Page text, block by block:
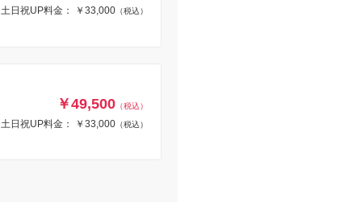
土日祝UP料金： ￥33,000 （税込）
￥49,500 （税込）
土日祝UP料金： ￥33,000 （税込）